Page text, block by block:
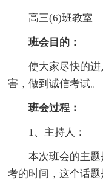
高三(6)班教室
班会目的：
使大家尽快的
害，做到诚信考试。
班会过程：
1、主持人：
本次班会的主题
考的时间，这个话